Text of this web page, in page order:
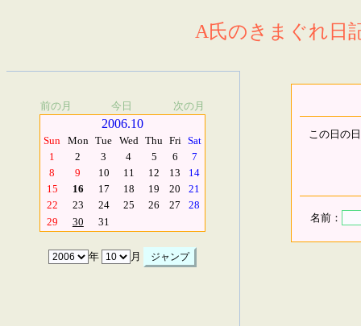
A氏のきまぐれ日
前の月 今日 次の月
2006.10
Sun Mon Tue Wed Thu Fri Sat
1
2 3 4 5 6
7
8
9 10 11 12 13
14
15
16 17 18 19 20
21
22
23 24 25 26 27
28
29
30 31
年 月
この日の
名前：